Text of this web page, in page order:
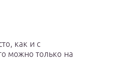
как и с
можно только на